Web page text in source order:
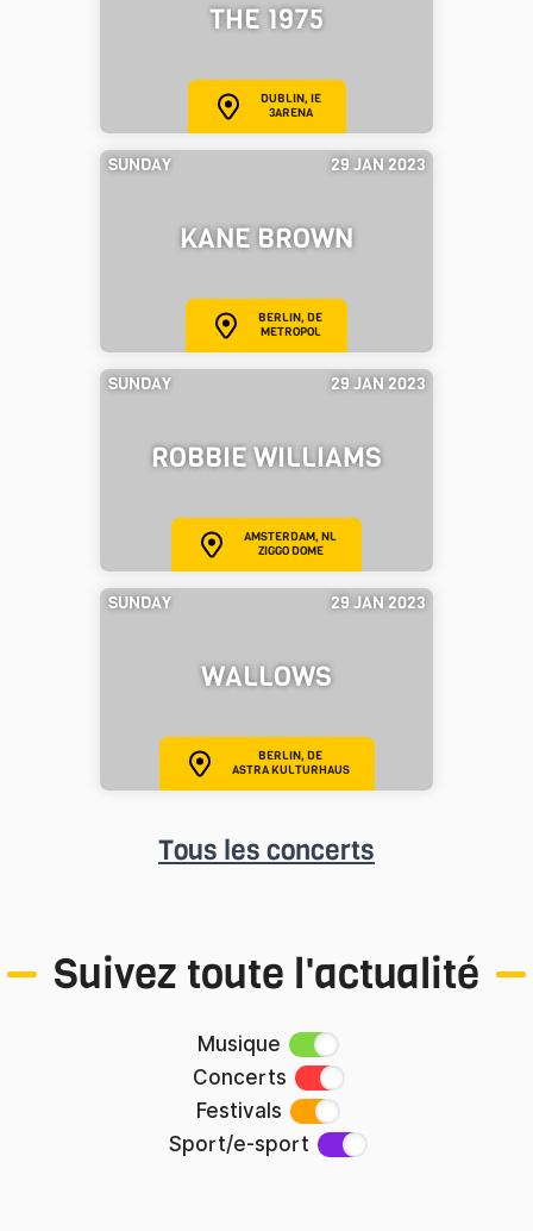
THE 1975
DUBLIN, IE
3ARENA
SUNDAY 29 JAN 2023
KANE BROWN
BERLIN, DE
METROPOL
SUNDAY 29 JAN 2023
ROBBIE WILLIAMS
AMSTERDAM, NL
ZIGGO DOME
SUNDAY 29 JAN 2023
WALLOWS
BERLIN, DE
ASTRA KULTURHAUS
Tous les concerts
Suivez toute l'actualité
Musique
Concerts
Festivals
Sport/e-sport